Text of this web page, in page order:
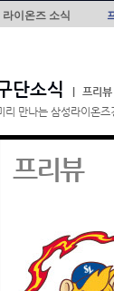
라이온즈 소식
단소식
프리뷰
리 만나는 삼성라이온
프리뷰